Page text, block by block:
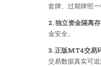
套牌、过期牌照一
2. 独立资金隔离
金安全。
3. 正版MT4交易
交易数据真实可追